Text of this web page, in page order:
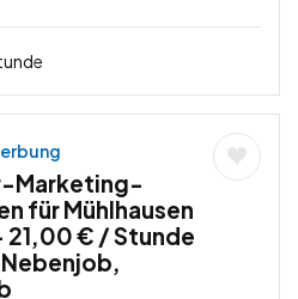
Marketing-
für Mühlhausen
€ / Stunde